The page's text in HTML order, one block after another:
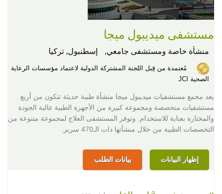
مستشفى ميديبول ميجا
منشأة خاصة ومستشفى جامعي, إسطنبول, تركيا
مُعتمدة من قِبل اللجنة المشتركة الدولية لاعتماد مؤسسات الرعاية
الصحية JCI
يعد مجمع مستشفيات ميديبول ميجا منشأة طبية حديثة تتكون من أربع
مستشفيات متخصصة ومجموعة كبيرة من الأجهزة الطبية عالية الجودة
والمختارة بعناية للاستخدام. وتوفر المستشفى العلاج لمجموعة متنوعة من
التخصصات الطبية من خلال منشأتها ذات الـ470 سرير.
إظهار البيانات بيانات الطلب